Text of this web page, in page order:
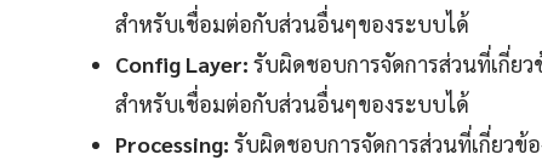
สำหรับเชื่อมต่อกับส่วนอื่นๆของระบบได้
Config Layer: รับผิดชอบการจัดการส่วนที่เกี่ยว
สำหรับเชื่อมต่อกับส่วนอื่นๆของระบบได้
Processing: รับผิดชอบการจัดการส่วนที่เกี่ยวข้